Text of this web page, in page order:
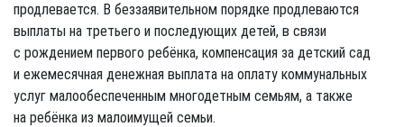
продлевается. В беззаявительном порядке продлеваются
выплаты на третьего и последующих детей, в связи
с рождением первого ребёнка, компенсация за детский сад
и ежемесячная денежная выплата на оплату коммунальных
услуг малообеспеченным многодетным семьям, а также
на ребёнка из малоимущей семьи.